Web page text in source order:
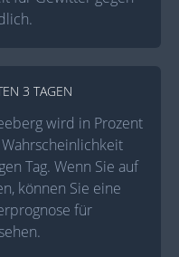
3 TAGEN
wird in Prozent
Tag. Wenn Sie auf
können Sie eine
für